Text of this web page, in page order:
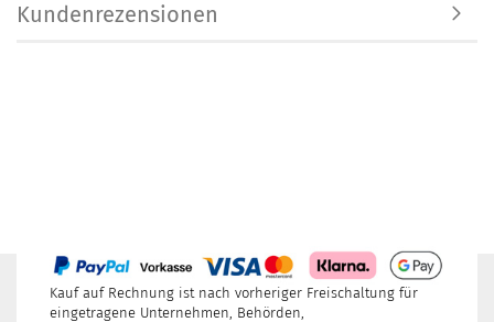
Kundenrezensionen
Kauf auf Rechnung ist nach vorheriger Freischaltung für
eingetragene Unternehmen, Behörden,